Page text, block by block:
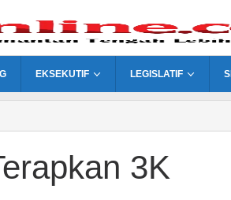
EKSEKUTIF LEGISLATIF
3K